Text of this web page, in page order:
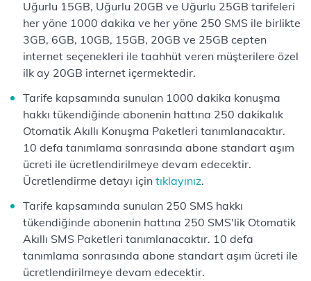
Uğurlu 15GB, Uğurlu 20GB ve Uğurlu 25GB tarifeleri
her yöne 1000 dakika ve her yöne 250 SMS ile birlikte
3GB, 6GB, 10GB, 15GB, 20GB ve 25GB cepten
internet seçenekleri ile taahhüt veren müşterilere özel
ilk ay 20GB internet içermektedir.
Tarife kapsamında sunulan 1000 dakika konuşma
hakkı tükendiğinde abonenin hattına 250 dakikalık
Otomatik Akıllı Konuşma Paketleri tanımlanacaktır.
10 defa tanımlama sonrasında abone standart aşım
ücreti ile ücretlendirilmeye devam edecektir.
Ücretlendirme detayı için tıklayınız.
Tarife kapsamında sunulan 250 SMS hakkı
tükendiğinde abonenin hattına 250 SMS'lik Otomatik
Akıllı SMS Paketleri tanımlanacaktır. 10 defa
tanımlama sonrasında abone standart aşım ücreti ile
ücretlendirilmeye devam edecektir.